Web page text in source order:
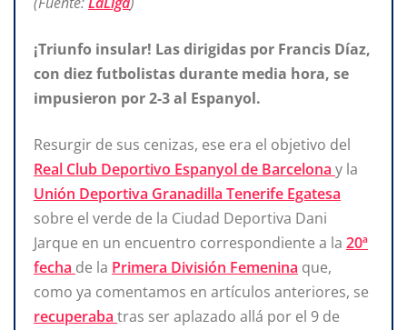
¡Triunfo insular! Las dirigidas por Francis Díaz,
con diez futbolistas durante media hora, se
impusieron por 2-3 al Espanyol.
Resurgir de sus cenizas, ese era el objetivo del
Real Club Deportivo Espanyol de Barcelona y la
Unión Deportiva Granadilla Tenerife Egatesa
sobre el verde de la Ciudad Deportiva Dani
Jarque en un encuentro correspondiente a la 20ª
fecha de la Primera División Femenina que,
como ya comentamos en artículos anteriores, se
recuperaba tras ser aplazado allá por el 9 de